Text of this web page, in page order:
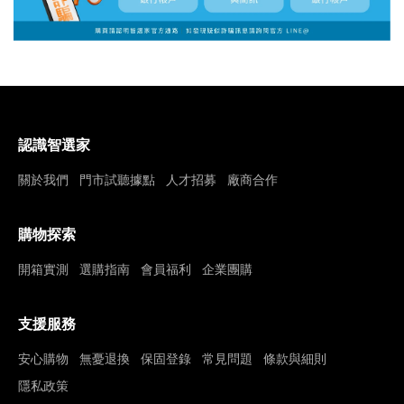
認識智選家
關於我們 門市試聽據點 人才招募 廠商合作
購物探索
開箱實測 選購指南 會員福利 企業團購
支援服務
安心購物 無憂退換 保固登錄 常見問題
條款與細則
隱私政策